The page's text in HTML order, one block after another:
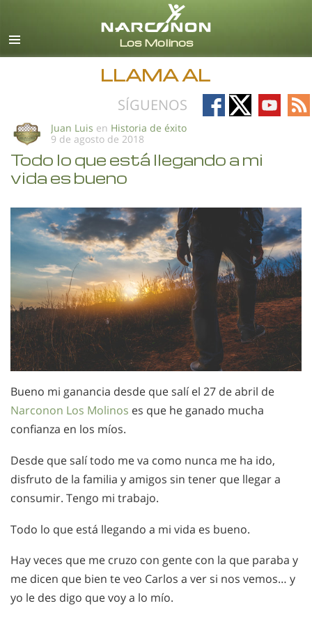
Español (Castellano)
Todas las Regiones/Idiomas
LLAMA AL
SÍGUENOS
Follow
on
Follow
on
Follow
on
on
Juan Luis en Historia de éxito
9 de agosto de 2018
Todo lo que está llegando a mi
vida es bueno
Bueno mi ganancia desde que salí el 27 de abril de
Narconon Los Molinos es que he ganado mucha
confianza en los míos.
Desde que salí todo me va como nunca me ha ido,
disfruto de la familia y amigos sin tener que llegar a
consumir. Tengo mi trabajo.
Todo lo que está llegando a mi vida es bueno.
Hay veces que me cruzo con gente con la que paraba y
me dicen que bien te veo Carlos a ver si nos vemos… y
yo le des digo que voy a lo mío.